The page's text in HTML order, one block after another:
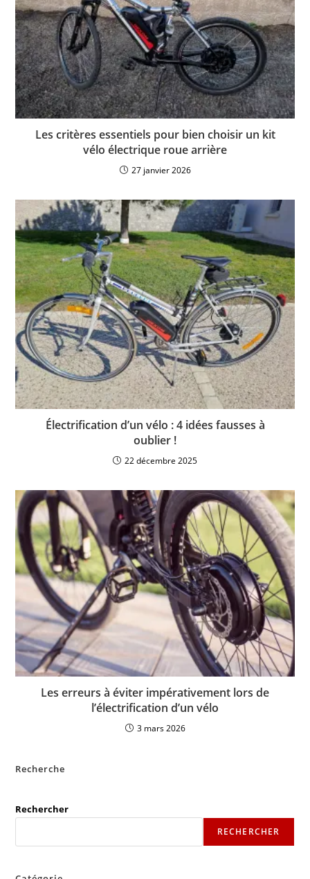
Les critères essentiels pour bien choisir un kit
vélo électrique roue arrière
27 janvier 2026
Électrification d’un vélo : 4 idées fausses à
oublier !
22 décembre 2025
Les erreurs à éviter impérativement lors de
l’électrification d’un vélo
3 mars 2026
Recherche
Rechercher
RECHERCHER